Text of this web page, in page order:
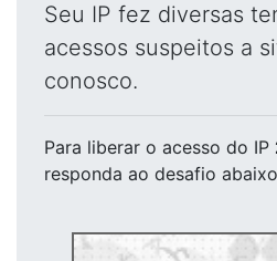
Seu IP fez diversas
acessos suspeitos a
conosco.
Para liberar o acesso do IP
responda ao desafio